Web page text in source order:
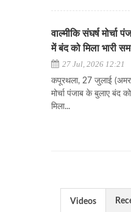
वाल्मीकि संघर्ष मोर्चा
में बंद को मिला भारी
27 Jul, 2026 12:21
कपूरथला, 27 जुलाई
मोर्चा पंजाब के बुलाए बंद
मिला...
Videos